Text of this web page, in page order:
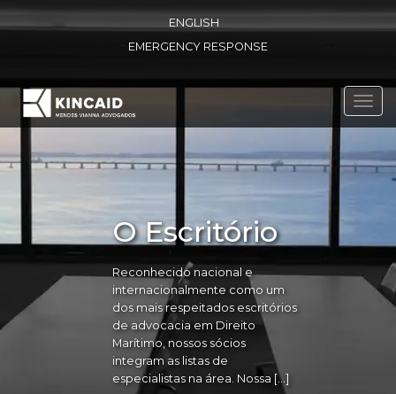
ENGLISH
EMERGENCY RESPONSE
O Escritório
Reconhecido nacional e
internacionalmente como um
dos mais respeitados escritórios
de advocacia em Direito
Marítimo, nossos sócios
integram as listas de
especialistas na área. Nossa […]